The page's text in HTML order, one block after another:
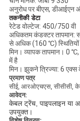
साइटमैप
गोपनीयता
नीति
अनुरोध पर बीएस, डीआईएन
तकनीकी डेटा
रेटेड वोल्टेज: 450/750 वी
अधिकतम कंडक्टर तापमान:
से अधिक (160 ℃)
मिन। व्यापक तापमान। 0
में है
मिन। झुकने त्रिज्या: 6
प्रमाण पत्र
सीई, आरओएचएस, सीसीसी,
आवेदन:
केबल ट्रेंच, पाइपलाइन या
उपयुक्त।